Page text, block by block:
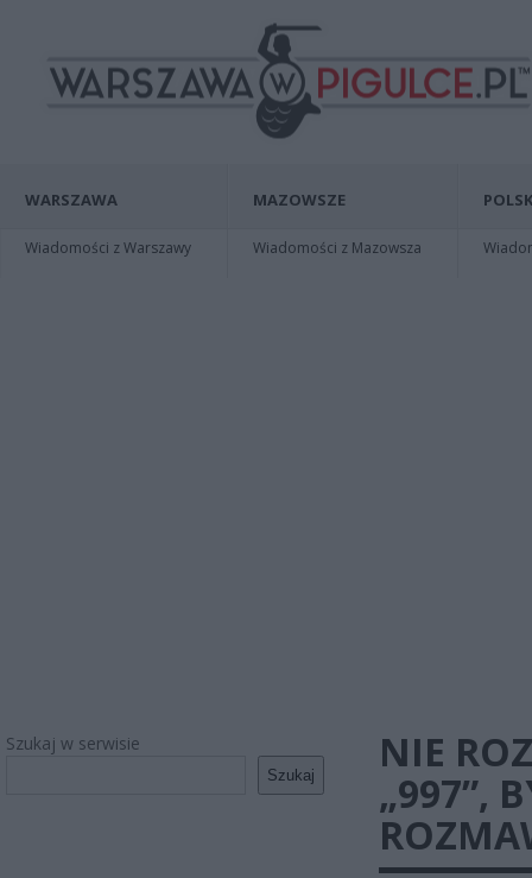
WARSZAWA
Wiadomości z Warszawy
MAZOWSZE
Wiadomości z Mazowsza
Szukaj w serwisie
Szukaj
NIE
„997”,